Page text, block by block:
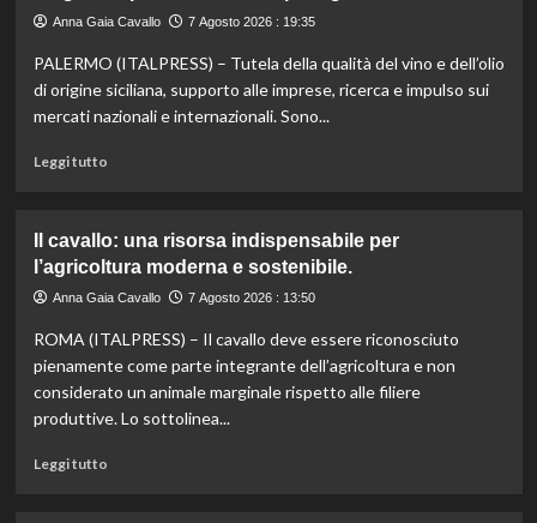
“Ricette
come
le
vite
umanitari”.
Anna Gaia Cavallo 7 Agosto 2026 : 19:35
PALERMO (ITALPRESS) – Tutela della qualità del vino e dell’olio
di origine siciliana, supporto alle imprese, ricerca e impulso sui
mercati nazionali e internazionali. Sono...
Leggi tuttoLeggi
Controllo
qualità
olio
vino:
l’IRVO
potenzia
per
Il cavallo: una risorsa indispensabile per
l’agricoltura moderna e sostenibile.
Anna Gaia Cavallo 7 Agosto 2026 : 13:50
ROMA (ITALPRESS) – Il cavallo deve essere riconosciuto
pienamente come parte integrante dell’agricoltura e non
considerato un animale marginale rispetto alle filiere
produttive. Lo sottolinea...
Leggi tuttoLeggi